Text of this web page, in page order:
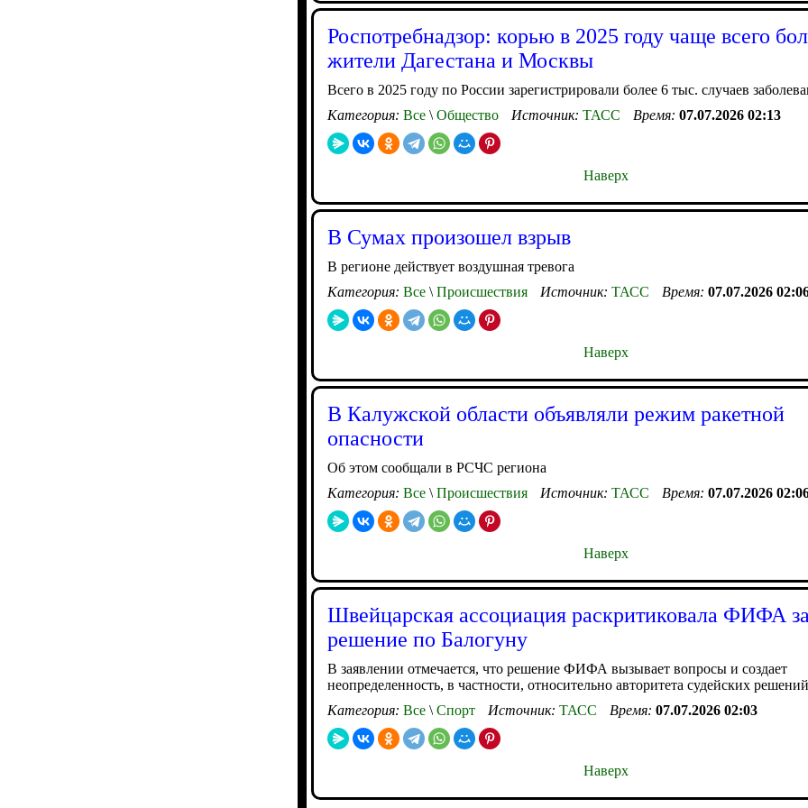
Роспотребнадзор: корью в 2025 году чаще всего
жители Дагестана и Москвы
Всего в 2025 году по России зарегистрировали более 6 тыс. случаев
Категория: Все \ Общество Источник: ТАСС Время: 07.07.2026 02:13
Наверх
В Сумах произошел взрыв
В регионе действует воздушная тревога
Категория: Все \ Происшествия Источник: ТАСС Время: 07.07.2026
Наверх
В Калужской области объявляли режим ракетной
опасности
Об этом сообщали в РСЧС региона
Категория: Все \ Происшествия Источник: ТАСС Время: 07.07.2026
Наверх
Швейцарская ассоциация раскритиковала ФИФА за
решение по Балогуну
В заявлении отмечается, что решение ФИФА вызывает вопросы и создает
неопределенность, в частности, относительно авторитета судейских решений
Категория: Все \ Спорт Источник: ТАСС Время: 07.07.2026 02:03
Наверх